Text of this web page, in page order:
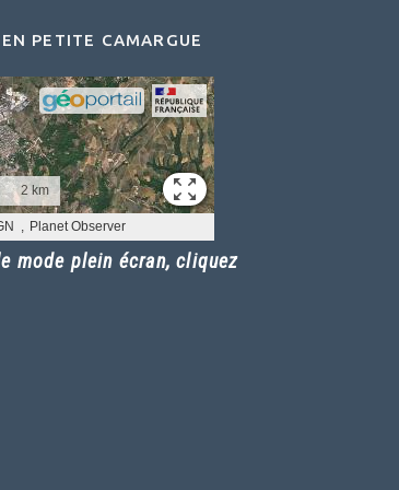
PETITE CAMARGUE
mode plein écran, cliquez